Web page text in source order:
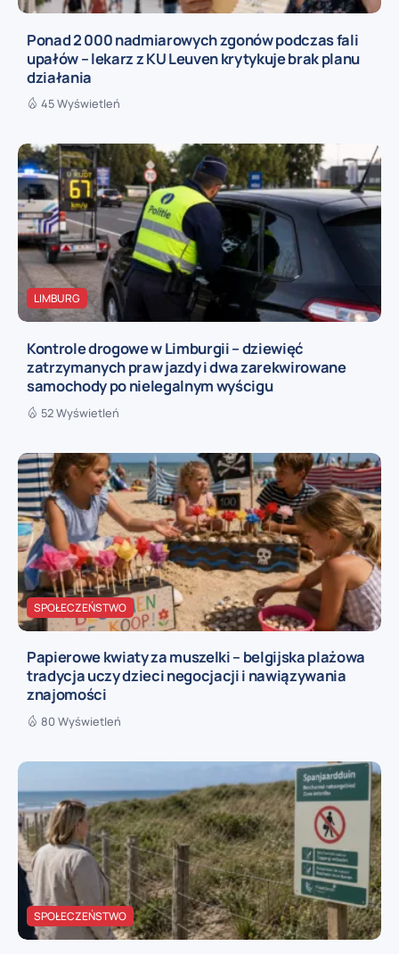
Ponad 2 000 nadmiarowych zgonów podczas fali
upałów – lekarz z KU Leuven krytykuje brak planu
działania
45 Wyświetleń
LIMBURG
Kontrole drogowe w Limburgii – dziewięć
zatrzymanych praw jazdy i dwa zarekwirowane
samochody po nielegalnym wyścigu
52 Wyświetleń
SPOŁECZEŃSTWO
Papierowe kwiaty za muszelki – belgijska plażowa
tradycja uczy dzieci negocjacji i nawiązywania
znajomości
80 Wyświetleń
SPOŁECZEŃSTWO